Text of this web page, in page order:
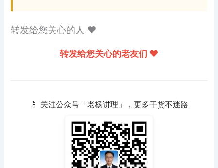
转发给您关心的人 ❤️
转发给您关心的老友们 ❤️
📱 关注公众号「老杨讲理」，更多干货不迷路